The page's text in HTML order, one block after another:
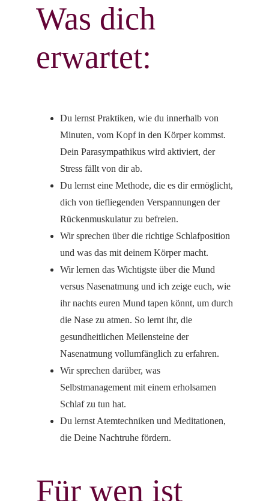
Was dich
erwartet:
Du lernst Praktiken, wie du innerhalb von
Minuten, vom Kopf in den Körper kommst.
Dein Parasympathikus wird aktiviert, der
Stress fällt von dir ab.
Du lernst eine Methode, die es dir ermöglicht,
dich von tiefliegenden Verspannungen der
Rückenmuskulatur zu befreien.
Wir sprechen über die richtige Schlafposition
und was das mit deinem Körper macht.
Wir lernen das Wichtigste über die Mund
versus Nasenatmung und ich zeige euch, wie
ihr nachts euren Mund tapen könnt, um durch
die Nase zu atmen. So lernt ihr, die
gesundheitlichen Meilensteine der
Nasenatmung vollumfänglich zu erfahren.
Wir sprechen darüber, was
Selbstmanagement mit einem erholsamen
Schlaf zu tun hat.
Du lernst Atemtechniken und Meditationen,
die Deine Nachtruhe fördern.
Für wen ist